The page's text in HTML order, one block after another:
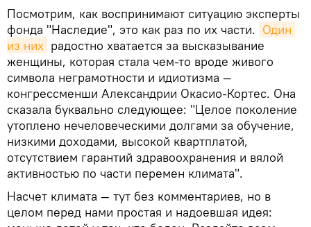
Посмотрим, как воспринимают ситуацию эксперты
фонда "Наследие", это как раз по их части. Один
из них радостно хватается за высказывание
женщины, которая стала чем-то вроде живого
символа неграмотности и идиотизма —
конгрессменши Александрии Окасио-Кортес. Она
сказала буквально следующее: "Целое поколение
утоплено нечеловеческими долгами за обучение,
низкими доходами, высокой квартплатой,
отсутствием гарантий здравоохранения и вялой
активностью по части перемен климата".
Насчет климата — тут без комментариев, но в
целом перед нами простая и надоевшая идея: